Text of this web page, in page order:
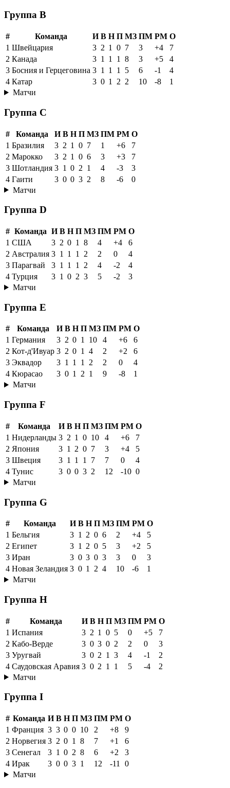
Группа B
# Команда И В Н П МЗ ПМ РМ О
1 Швейцария 3 2 1 0 7 3 +4
7
2 Канада 3 1 1 1 8 3 +5
4
3 Босния и Герцеговина 3 1 1 1 5 6 -1
4
4 Катар 3 0 1 2 2 10 -8
1
Матчи
Группа C
# Команда И В Н П МЗ ПМ РМ О
1 Бразилия 3 2 1 0 7 1 +6
7
2 Марокко 3 2 1 0 6 3 +3
7
3 Шотландия 3 1 0 2 1 4 -3
3
4 Гаити 3 0 0 3 2 8 -6
0
Матчи
Группа D
# Команда И В Н П МЗ ПМ РМ О
1 США 3 2 0 1 8 4 +4
6
2 Австралия 3 1 1 1 2 2 0
4
3 Парагвай 3 1 1 1 2 4 -2
4
4 Турция 3 1 0 2 3 5 -2
3
Матчи
Группа E
# Команда И В Н П МЗ ПМ РМ О
1 Германия 3 2 0 1 10 4 +6
6
2 Кот-д'Ивуар 3 2 0 1 4 2 +2
6
3 Эквадор 3 1 1 1 2 2 0
4
4 Кюрасао 3 0 1 2 1 9 -8
1
Матчи
Группа F
# Команда И В Н П МЗ ПМ РМ О
1 Нидерланды 3 2 1 0 10 4 +6
7
2 Япония 3 1 2 0 7 3 +4
5
3 Швеция 3 1 1 1 7 7 0
4
4 Тунис 3 0 0 3 2 12 -10 0
Матчи
Группа G
# Команда И В Н П МЗ ПМ РМ О
1 Бельгия 3 1 2 0 6 2 +4
5
2 Египет 3 1 2 0 5 3 +2
5
3 Иран 3 0 3 0 3 3 0
3
4 Новая Зеландия 3 0 1 2 4 10 -6
1
Матчи
Группа H
# Команда И В Н П МЗ ПМ РМ О
1 Испания 3 2 1 0 5 0 +5
7
2 Кабо-Верде 3 0 3 0 2 2 0
3
3 Уругвай 3 0 2 1 3 4 -1
2
4 Саудовская Аравия 3 0 2 1 1 5 -4
2
Матчи
Группа I
# Команда И В Н П МЗ ПМ РМ О
1 Франция 3 3 0 0 10 2 +8
9
2 Норвегия 3 2 0 1 8 7 +1
6
3 Сенегал 3 1 0 2 8 6 +2
3
4 Ирак 3 0 0 3 1 12 -11
0
Матчи